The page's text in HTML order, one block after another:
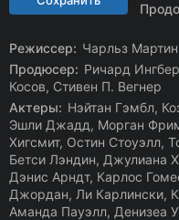
Режиссер: Чарльз
Продюсер: Ричард
Косов, Стивен П. Вегнер
Актеры: Нэйтан Гэмбл,
Эшли Джадд, Морган
Хигсмит, Остин Стоуэлл,
Бетси Лэндин, Джулиана
Дэнис Арндт, Карлос
Джордан, Ли Карлински,
Аманда Пауэлл, Денизеа